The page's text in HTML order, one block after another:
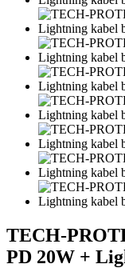
TECH-
PD 20W +